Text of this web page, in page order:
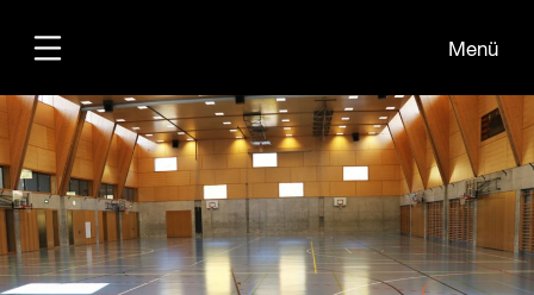
Übersicht
Menü